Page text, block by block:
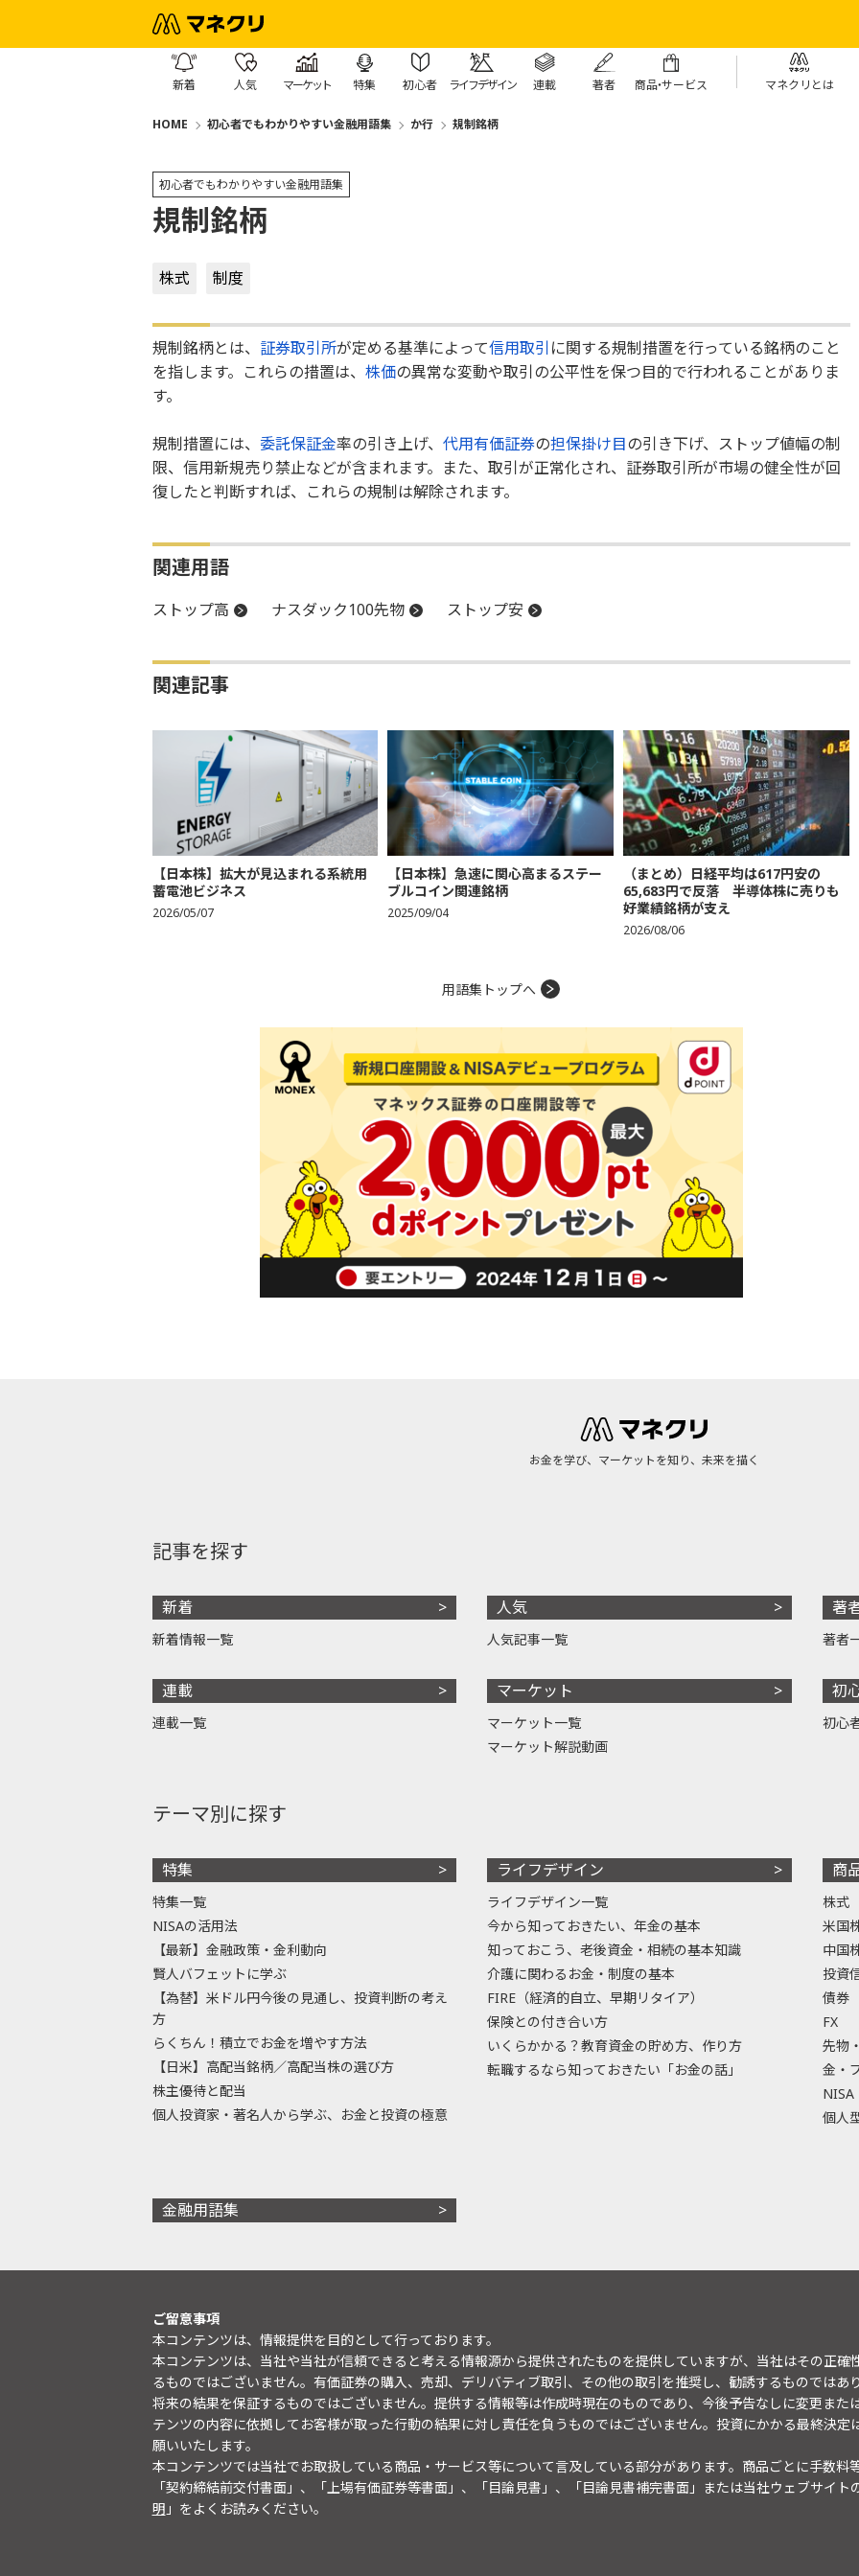
新着 人気 マーケット 特集 初心者 ライフデザイン 連載 著者 商品・サービス マネクリとは
HOME 初心者でもわかりやすい金融用語集 か行 規制銘柄
初心者でもわかりやすい金融用語集
規制銘柄
株式 制度
規制銘柄とは、 証券取引所が定める基準によって信用取引 に関する規制措置を行っている銘柄のこと
を指します。これらの措置は、 株価の異常な変動や取引の公平性を保つ目的で行われることがありま
す。
規制措置には、 委託保証金率の引き上げ、 代用有価証券の担保掛け目の引き下げ、ストップ値幅の制
限、信用新規売り禁止などが含まれます。また、取引が正常化され、証券取引所が市場の健全性が回
復したと判断すれば、これらの規制は解除されます。
関連用語
ストップ高 ナスダック100先物 ストップ安
関連記事
【日本株】拡大が見込まれる系統用
蓄電池ビジネス
2026/05/07
【日本株】急速に関心高まるステー
ブルコイン関連銘柄
2025/09/04
（まとめ）日経平均は617円安の
65,683円で反落 半導体株に売りも
好業績銘柄が支え
2026/08/06
用語集トップへ
お金を学び、マーケットを知り、未来を描く
記事を探す
新着
新着情報一覧
連載
連載一覧
人気
人気記事一覧
マーケット
マーケット一覧
マーケット解説動画
著
著者
初
初心
テーマ別に探す
特集
特集一覧
NISAの活用法
【最新】金融政策・金利動向
賢人バフェットに学ぶ
【為替】米ドル円今後の見通し、投資判断の考え
方
らくちん！積立でお金を増やす方法
【日米】高配当銘柄／高配当株の選び方
株主優待と配当
個人投資家・著名人から学ぶ、お金と投資の極意
ライフデザイン
ライフデザイン一覧
今から知っておきたい、年金の基本
知っておこう、老後資金・相続の基本知識
介護に関わるお金・制度の基本
FIRE（経済的自立、早期リタイア）
保険との付き合い方
いくらかかる？教育資金の貯め方、作り方
転職するなら知っておきたい「お金の話」
商
株式
米国
中国
投資
債券
FX
先物
金・
NISA
個人
金融用語集
ご留意事項
本コンテンツは、情報提供を目的として行っております。
本コンテンツは、当社や当社が信頼できると考える情報源から提供されたものを提供していますが、当社はその正
るものではございません。有価証券の購入、売却、デリバティブ取引、その他の取引を推奨し、勧誘するものではあ
将来の結果を保証するものではございません。提供する情報等は作成時現在のものであり、今後予告なしに変更また
テンツの内容に依拠してお客様が取った行動の結果に対し責任を負うものではございません。投資にかかる最終決
願いいたします。
本コンテンツでは当社でお取扱している商品・サービス等について言及している部分があります。商品ごとに手数料
「契約締結前交付書面」、「上場有価証券等書面」、「目論見書」、「目論見書補完書面」または当社ウェブサイト
明 」をよくお読みください。